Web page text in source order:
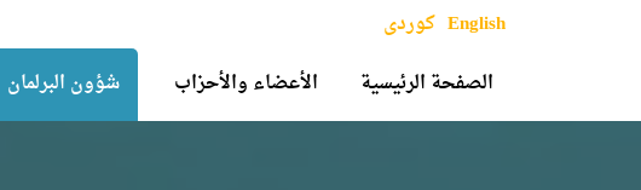
الصفحة الرئيسية الأعضاء والأحزاب شؤون البرلمان
English کوردی